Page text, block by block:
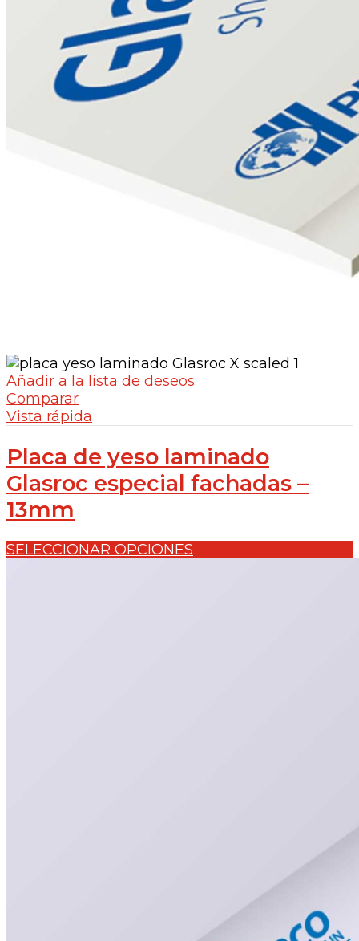
Añadir a la lista de deseos
Comparar
Vista rápida
Placa de yeso laminado
Glasroc especial fachadas –
13mm
SELECCIONAR OPCIONES